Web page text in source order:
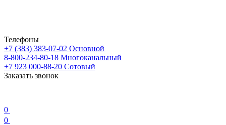
Телефоны
+7 (383) 383-07-02 Основной
8-800-234-80-18 Многоканальный
+7 923 000-88-20 Сотовый
Заказать звонок
0
0